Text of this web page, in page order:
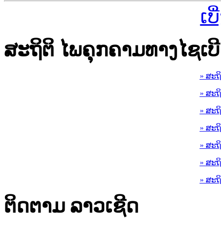
ເ
ສະຖິຕິ ໄພຄຸກຄາມທາງໄຊເບີ
» ສະ
» ສະ
» ສະ
» ສະ
» ສະ
» ສະ
» ສະ
ຕິດຕາມ ລາວເຊີດ